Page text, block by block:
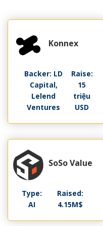
Konnex
Backer: LD
Capital,
Lelend
Ventures
Raise:
15
triệu
USD
SoSo Value
Type:
AI
Raised:
4.15M$